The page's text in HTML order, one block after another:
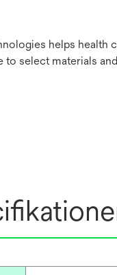
helps health
to select materials